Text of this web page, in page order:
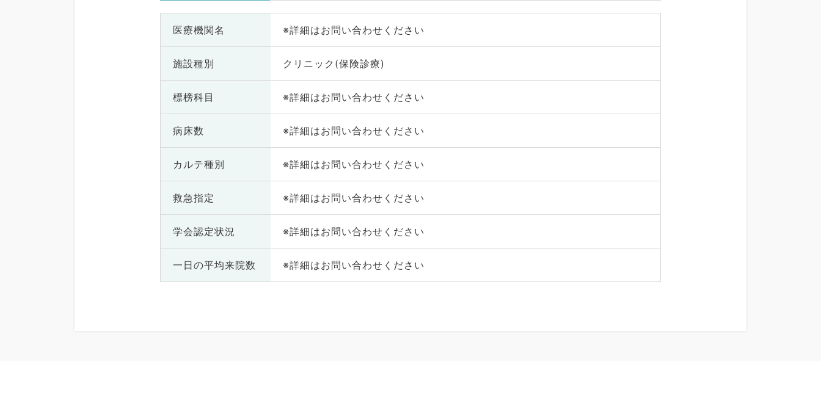
医療機関名 ※詳細はお問い合わせください
施設種別 クリニック(保険診療)
標榜科目 ※詳細はお問い合わせください
病床数 ※詳細はお問い合わせください
カルテ種別 ※詳細はお問い合わせください
救急指定 ※詳細はお問い合わせください
学会認定状況 ※詳細はお問い合わせください
一日の平均来院数 ※詳細はお問い合わせください